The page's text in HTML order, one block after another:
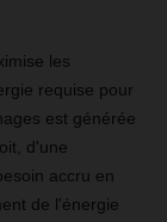
les
requise pour
est générée
d'une
accru en
de l'énergie